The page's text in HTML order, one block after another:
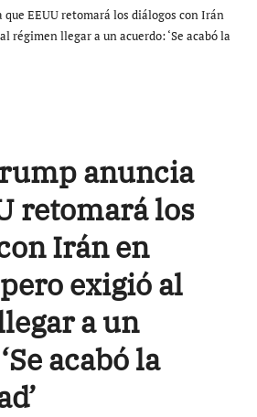
EEUU retomará los diálogos con Irán
régimen llegar a un acuerdo: ‘Se acabó la
anuncia
retomará los
Irán en
exigió al
a un
acabó la